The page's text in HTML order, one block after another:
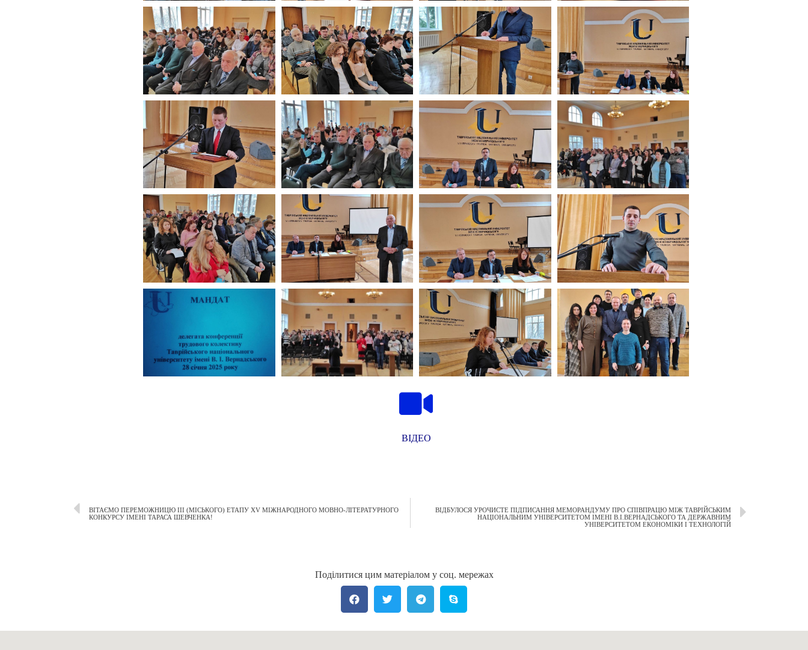
ВІДЕО
ВІТАЄМО ПЕРЕМОЖНИЦЮ ІІІ (МІСЬКОГО) ЕТАПУ ХV МІЖНАРОДНОГО МОВНО-ЛІТЕРАТУРНОГО
КОНКУРСУ ІМЕНІ ТАРАСА ШЕВЧЕНКА!
ВІДБУЛОСЯ УРОЧИСТЕ ПІДПИСАННЯ МЕМОРАНДУМУ ПРО СПІВПРАЦЮ МІЖ ТАВРІЙСЬКИМ
НАЦІОНАЛЬНИМ УНІВЕРСИТЕТОМ ІМЕНІ В.І.ВЕРНАДСЬКОГО ТА ДЕРЖАВНИМ
УНІВЕРСИТЕТОМ ЕКОНОМІКИ І ТЕХНОЛОГІЙ
Поділитися цим матеріалом у соц. мережах